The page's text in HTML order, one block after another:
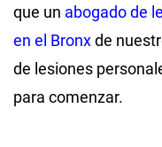
que un abogado de
en el Bronxde
de lesiones
para comenzar.